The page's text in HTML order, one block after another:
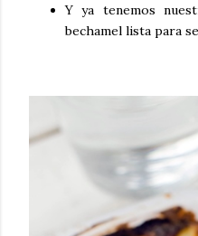
Y ya tenemos
bechamel lista para